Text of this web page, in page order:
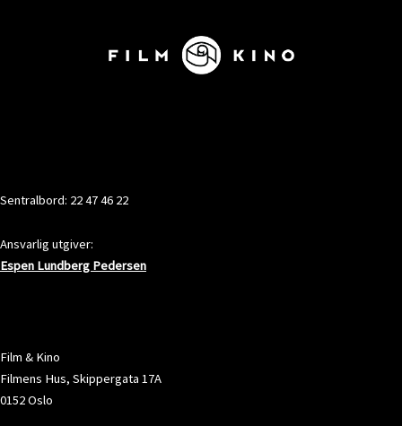
Sentralbord: 22 47 46 22
Ansvarlig utgiver:
Espen Lundberg Pedersen
Film & Kino
Filmens Hus, Skippergata 17A
0152 Oslo